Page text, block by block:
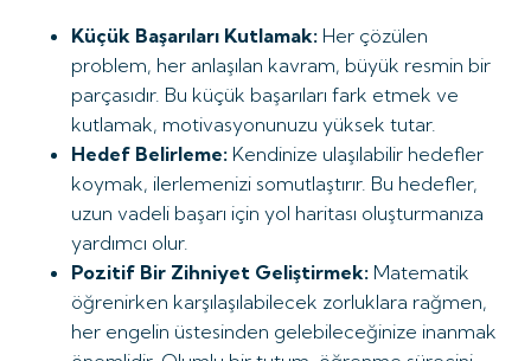
Küçük Başarıları Kutlamak: Her çözülen
problem, her anlaşılan kavram, büyük resmin bir
parçasıdır. Bu küçük başarıları fark etmek ve
kutlamak, motivasyonunuzu yüksek tutar.
Hedef Belirleme: Kendinize ulaşılabilir hedefler
koymak, ilerlemenizi somutlaştırır. Bu hedefler,
uzun vadeli başarı için yol haritası oluşturmanıza
yardımcı olur.
Pozitif Bir Zihniyet Geliştirmek: Matematik
öğrenirken karşılaşılabilecek zorluklara rağmen,
her engelin üstesinden gelebileceğinize inanmak